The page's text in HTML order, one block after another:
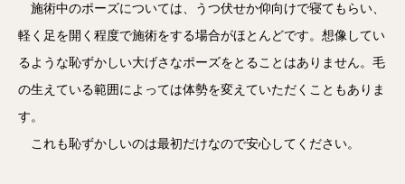
施術中のポーズについては、うつ伏せか仰向けで寝てもらい、
軽く足を開く程度で施術をする場合がほとんどです。想像してい
るような恥ずかしい大げさなポーズをとることはありません。毛
の生えている範囲によっては体勢を変えていただくこともありま
す。
これも恥ずかしいのは最初だけなので安心してください。